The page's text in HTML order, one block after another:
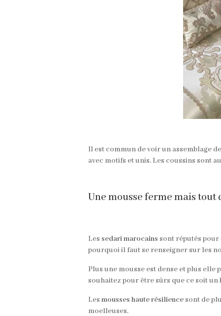
Il est commun de voir un assemblage
avec motifs et unis. Les coussins sont
Une mousse ferme mais
Les sedari marocains sont réputés pour
pourquoi il faut se renseigner sur les
Plus une mousse est dense et plus
souhaitez pour être sûrs que ce soit un
Lesmousses haute résilience sont de
moelleuses.